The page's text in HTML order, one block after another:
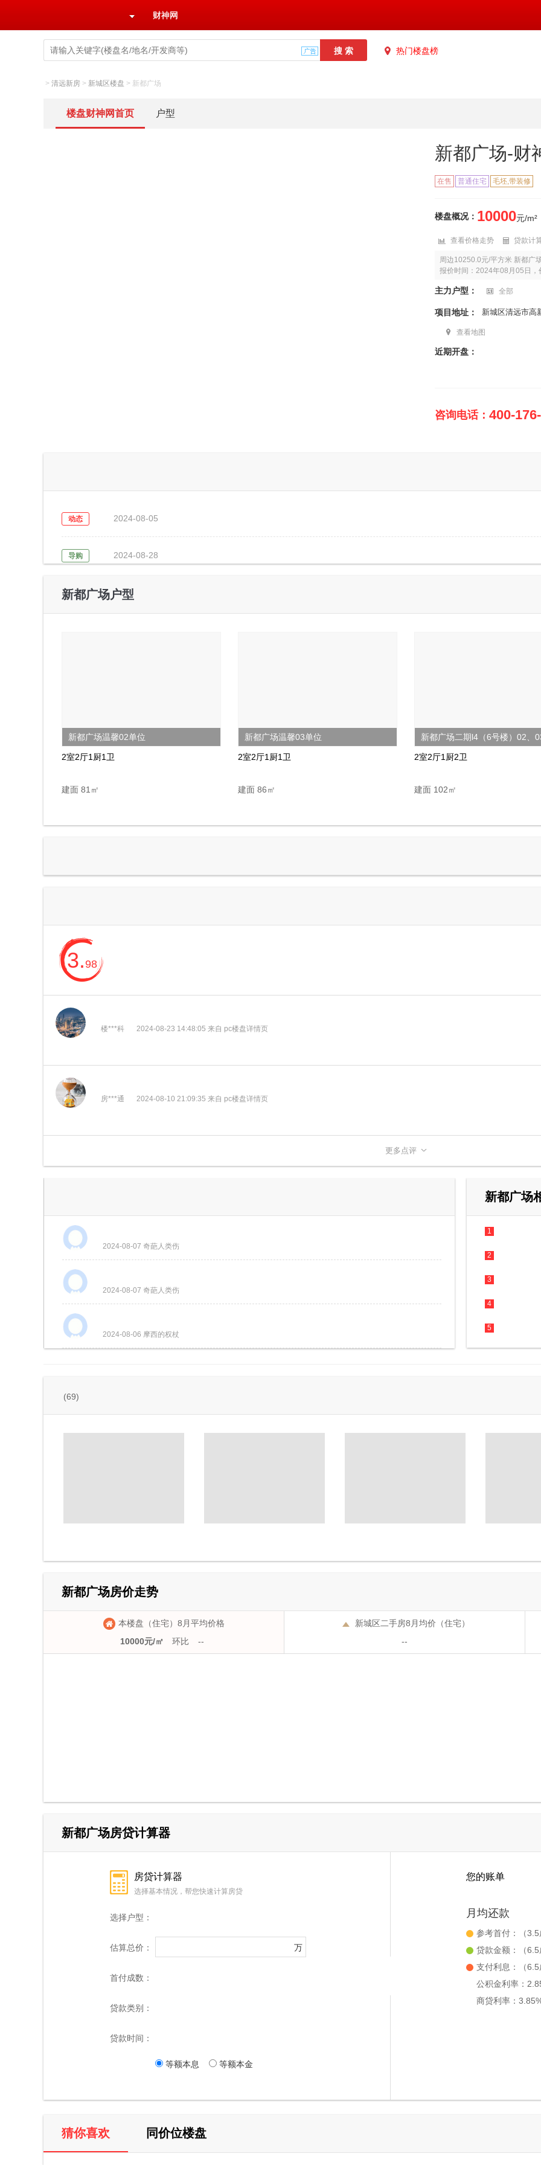
财神网
热门楼盘榜
> 清远新房 > 新城区楼盘 > 新都广场
楼盘财神网首页 户型
新都广场-财
在售 普通住宅 毛坯,带装修
楼盘概况： 10000元/m²
查看价格走势 贷款计
周边10250.0元/平方米 新都广
报价时间：2024年08月05日
主力户型： 全部
项目地址： 新城区清远市高
查看地图
近期开盘：
咨询电话： 400-
动态 2024-08-05
导购 2024-08-28
动态 2024-07-02
新都广场户型
新都广场温馨02单位
2室2厅1厨1卫
建面 81㎡
新都广场温馨03单位
2室2厅1厨1卫
建面 86㎡
新都广场二期l4（6号楼）02、
2室2厅1厨2卫
建面 102㎡
3.98
楼***科 2024-08-23 14:48:05 来自 pc楼盘详情页
房***通 2024-08-10 21:09:35 来自 pc楼盘详情页
更多点评
2024-08-07 奇葩人类伤
2024-08-07 奇葩人类伤
2024-08-06 摩西的权杖
新都广场
1
2
3
4
5
3
(69)
新都广场房价走势
本楼盘（住宅）8月平均价格
10000元/㎡
环比 --
新城区二手房8月均价（住宅）
--
新都广场房贷计算器
房贷计算器
选择基本情况，帮您快速计算房贷
选择户型：
估算总价： 万
首付成数：
贷款类别：
贷款时间：
等额本息 等额本金
您的账单
月均还款
参考首付：
（
贷款金额：
（
支付利息：
（
公积金利率：
商贷利率：
猜你喜欢 同价位楼盘